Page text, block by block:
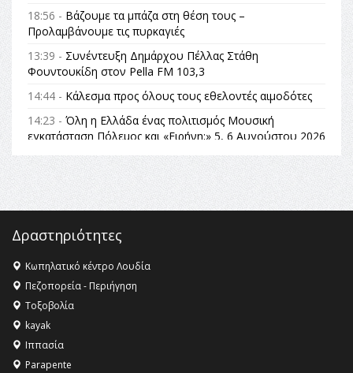
18:56 - Βάζουμε τα μπάζα στη θέση τους –
Προλαμβάνουμε τις πυρκαγιές
13:39 - Συνέντευξη Δημάρχου Πέλλας Στάθη
Φουντουκίδη στον Pella FM 103,3
14:44 - Κάλεσμα προς όλους τους εθελοντές αιμοδότες
14:23 - Όλη η Ελλάδα ένας πολιτισμός Μουσική
εγκατάσταση Πόλεμος και «Ειρήνη;» 5, 6 Αυγούστου 2026
| Αρχαία Έδεσσα, Αρχαιολογικός Χώρος Λόγγου
14:19 - Τοποθέτηση Λάκη Βασιλειάδη για την
Αναθεώρηση του Συντάγματος: «Σε τέτοιες κορυφαίες
θεσμικές διαδικασίες υπάρχει μόνο η ευθύνη απέναντι
16:35 - Το πρόγραμμα του ΠΑΟΚ στον δεύτερο γύρο του
Champions League!
16:27 -Όλυμπος: Εντάχθηκε στον Κατάλογο Παγκόσμιας
Κληρονομιάς της UNESCO – Ομόφωνη η απόφαση Ο
Όλυμπος αναγνωρίστηκε ως φυσικό και πολιτιστικό
αγαθό εξέχουσας οικουμενικής αξίας για την
ανθρωπότητα
Δραστηριότητες
Κωπηλατικό κέντρο Λουδία
Πεζοπορεία - Περιήγηση
Τοξοβολία
kayak
Ιππασία
Parapente